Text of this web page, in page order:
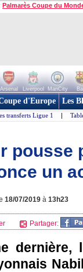
Palmarès Coupe du
Arsenal Liverpool ManCity
d'Europe Les
transferts Ligue 1 |
pousse
un
18/07/2019 à 13h23
Partager: